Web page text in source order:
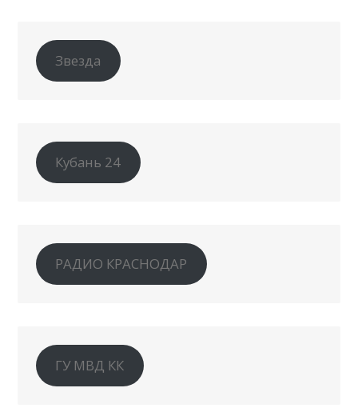
Звезда
Кубань 24
РАДИО КРАСНОДАР
ГУ МВД КК